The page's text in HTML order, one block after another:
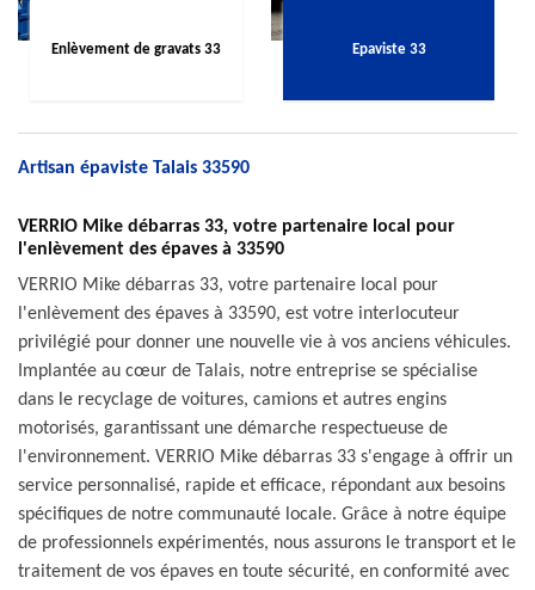
Enlèvement de gravats 33 Epaviste 33
Artisan épaviste Talais 33590
VERRIO Mike débarras 33, votre partenaire local pour
l'enlèvement des épaves à 33590
VERRIO Mike débarras 33, votre partenaire local pour
l'enlèvement des épaves à 33590, est votre interlocuteur
privilégié pour donner une nouvelle vie à vos anciens véhicules.
Implantée au cœur de Talais, notre entreprise se spécialise
dans le recyclage de voitures, camions et autres engins
motorisés, garantissant une démarche respectueuse de
l'environnement. VERRIO Mike débarras 33 s'engage à offrir un
service personnalisé, rapide et efficace, répondant aux besoins
spécifiques de notre communauté locale. Grâce à notre équipe
de professionnels expérimentés, nous assurons le transport et le
traitement de vos épaves en toute sécurité, en conformité avec